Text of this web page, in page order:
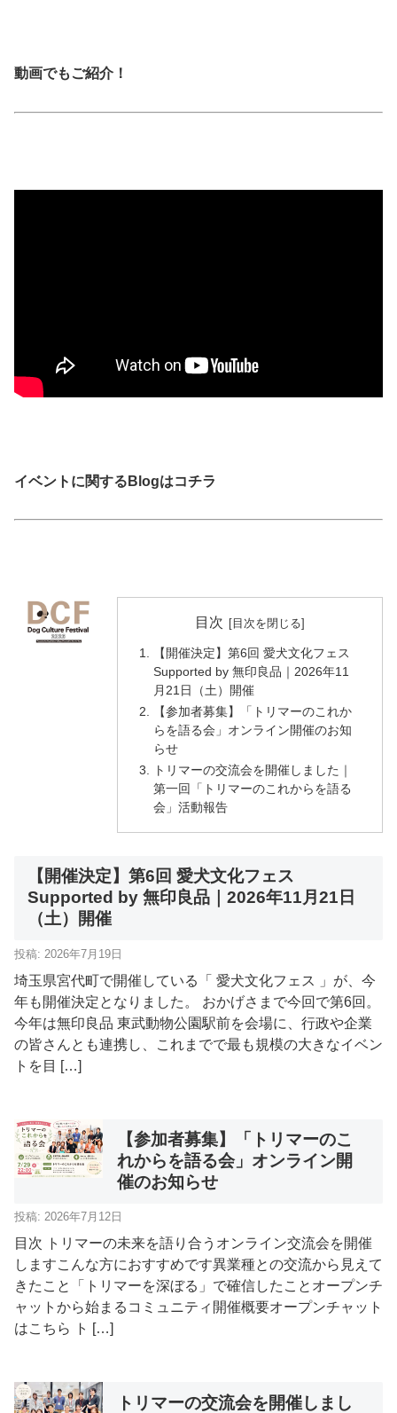
動画でもご紹介！
イベントに関するBlogはコチラ
目次
【開催決定】第6回 愛犬文化フェス
Supported by 無印良品｜2026年11
月21日（土）開催
【参加者募集】「トリマーのこれか
らを語る会」オンライン開催のお知
らせ
トリマーの交流会を開催しました｜
第一回「トリマーのこれからを語る
会」活動報告
【開催決定】第6回 愛犬文化フェス
Supported by 無印良品｜2026年11月21日
（土）開催
投稿: 2026年7月19日
埼玉県宮代町で開催している「 愛犬文化フェス 」が、今
年も開催決定となりました。 おかげさまで今回で第6回。
今年は無印良品 東武動物公園駅前を会場に、行政や企業
の皆さんとも連携し、これまでで最も規模の大きなイベン
トを目 […]
【参加者募集】「トリマーのこ
れからを語る会」オンライン開
催のお知らせ
投稿: 2026年7月12日
目次 トリマーの未来を語り合うオンライン交流会を開催
しますこんな方におすすめです異業種との交流から見えて
きたこと「トリマーを深ぼる」で確信したことオープンチ
ャットから始まるコミュニティ開催概要オープンチャット
はこちら ト […]
トリマーの交流会を開催しまし